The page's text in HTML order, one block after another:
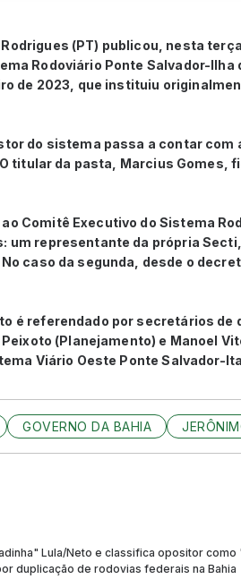
(PT) publicou, nesta
Rodoviário Ponte Salvador-Ilha
de 2023, que instituiu
do sistema passa a contar
titular da pasta, Marcius Gomes,
Comitê Executivo do Sistema
um representante da própria
caso da segunda, desde o
é referendado por secretários
(Planejamento) e Manoel
Viário Oeste Ponte Salvador-
GOVERNO DA BAHIA
Lula/Neto e classifica opositor como
duplicação de rodovias federais na Bahia